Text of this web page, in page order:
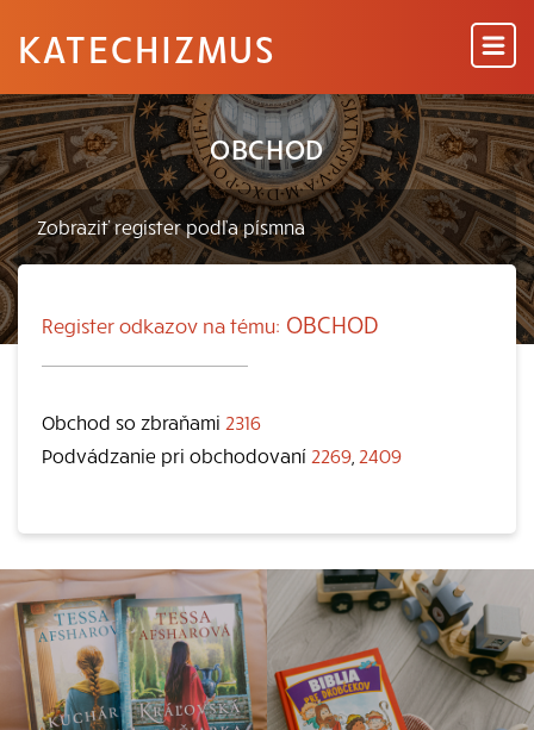
KATECHIZMUS
OBCHOD
Register odkazov na tému: OBCHOD
Obchod so zbraňami 2316
Podvádzanie pri obchodovaní 2269 2409